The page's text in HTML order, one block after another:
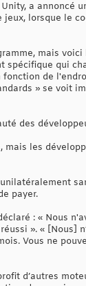
a annoncé
lorsque le
mais
qui
de
» se voit
des
les
payer.
: « Nous
». « [Nous]
Vous ne
d’autres